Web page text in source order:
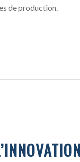
de production.